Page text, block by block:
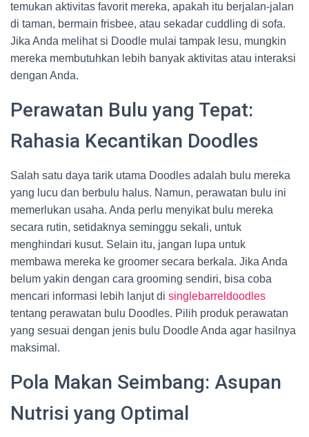
temukan aktivitas favorit mereka, apakah itu berjalan-jalan
di taman, bermain frisbee, atau sekadar cuddling di sofa.
Jika Anda melihat si Doodle mulai tampak lesu, mungkin
mereka membutuhkan lebih banyak aktivitas atau interaksi
dengan Anda.
Perawatan Bulu yang Tepat:
Rahasia Kecantikan Doodles
Salah satu daya tarik utama Doodles adalah bulu mereka
yang lucu dan berbulu halus. Namun, perawatan bulu ini
memerlukan usaha. Anda perlu menyikat bulu mereka
secara rutin, setidaknya seminggu sekali, untuk
menghindari kusut. Selain itu, jangan lupa untuk
membawa mereka ke groomer secara berkala. Jika Anda
belum yakin dengan cara grooming sendiri, bisa coba
mencari informasi lebih lanjut di singlebarreldoodles
tentang perawatan bulu Doodles. Pilih produk perawatan
yang sesuai dengan jenis bulu Doodle Anda agar hasilnya
maksimal.
Pola Makan Seimbang: Asupan
Nutrisi yang Optimal